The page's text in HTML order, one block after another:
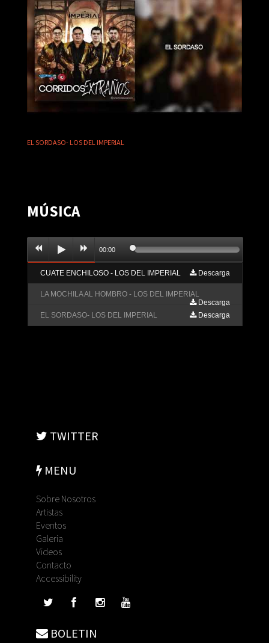
EL SORDASO- LOS DEL IMPERIAL
MÚSICA
CUATE ENCHILOSO - LOS DEL IMPERIAL Descarga
LA MOCHILA AL HOMBRO - LOS DEL IMPERIAL
Descarga
EL SORDASO- LOS DEL IMPERIAL
Descarga
00:00
TWITTER
MENU
Sobre Nosotros
Artistas
Eventos
Galeria
Videos
Contacto
Accessibility
BOLETIN